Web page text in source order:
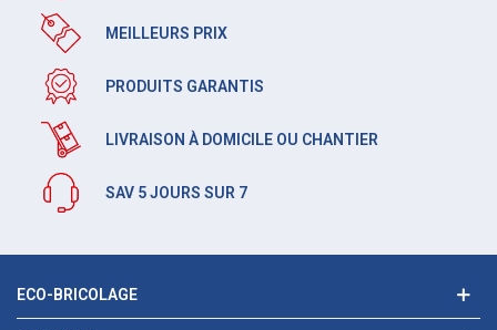
MEILLEURS PRIX
PRODUITS GARANTIS
LIVRAISON À DOMICILE OU CHANTIER
SAV 5 JOURS SUR 7
ECO-BRICOLAGE